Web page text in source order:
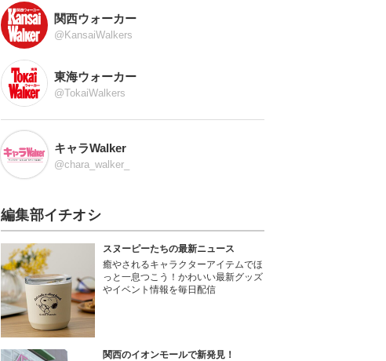
関西ウォーカー
@KansaiWalkers
東海ウォーカー
@TokaiWalkers
キャラWalker
@chara_walker_
編集部イチオシ
スヌーピーたちの最新ニュース
癒やされるキャラクターアイテムでほ
っと一息つこう！かわいい最新グッズ
やイベント情報を毎日配信
関西のイオンモールで新発見！